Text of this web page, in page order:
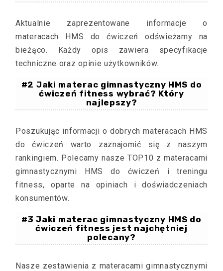
Aktualnie zaprezentowane informacje o
materacach HMS do ćwiczeń odświeżamy na
bieżąco. Każdy opis zawiera specyfikacje
techniczne oraz opinie użytkowników.
#2 Jaki materac gimnastyczny HMS do
ćwiczeń fitness wybrać? Który
najlepszy?
Poszukując informacji o dobrych materacach HMS
do ćwiczeń warto zaznajomić się z naszym
rankingiem. Polecamy nasze TOP10 z materacami
gimnastycznymi HMS do ćwiczeń i treningu
fitness, oparte na opiniach i doświadczeniach
konsumentów.
#3 Jaki materac gimnastyczny HMS do
ćwiczeń fitness jest najchętniej
polecany?
Nasze zestawienia z materacami gimnastycznymi